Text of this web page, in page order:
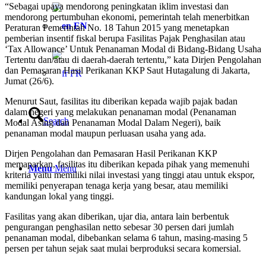
EN
FR
Search
Menu Menu
“Sebagai upaya mendorong peningkatan iklim investasi dan
mendorong pertumbuhan ekonomi, pemerintah telah menerbitkan
Peraturan Pemerintah No. 18 Tahun 2015 yang menetapkan
pemberian insentif fiskal berupa Fasilitas Pajak Penghasilan atau
‘Tax Allowance’ Untuk Penanaman Modal di Bidang-Bidang Usaha
Tertentu dan/atau di daerah-daerah tertentu,” kata Dirjen Pengolahan
dan Pemasaran Hasil Perikanan KKP Saut Hutagalung di Jakarta,
Jumat (26/6).
Menurut Saut, fasilitas itu diberikan kepada wajib pajak badan
dalam negeri yang melakukan penanaman modal (Penanaman
Modal Asing dan Penanaman Modal Dalam Negeri), baik
penanaman modal maupun perluasan usaha yang ada.
Dirjen Pengolahan dan Pemasaran Hasil Perikanan KKP
memaparkan, fasilitas itu diberikan kepada pihak yang memenuhi
kriteria yaitu memiliki nilai investasi yang tinggi atau untuk ekspor,
memiliki penyerapan tenaga kerja yang besar, atau memiliki
kandungan lokal yang tinggi.
Fasilitas yang akan diberikan, ujar dia, antara lain berbentuk
pengurangan penghasilan netto sebesar 30 persen dari jumlah
penanaman modal, dibebankan selama 6 tahun, masing-masing 5
persen per tahun sejak saat mulai berproduksi secara komersial.